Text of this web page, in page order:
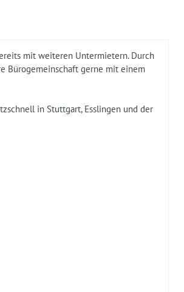
mit weiteren Untermietern. Durch
Bürogemeinschaft gerne mit einem
in Stuttgart, Esslingen und der